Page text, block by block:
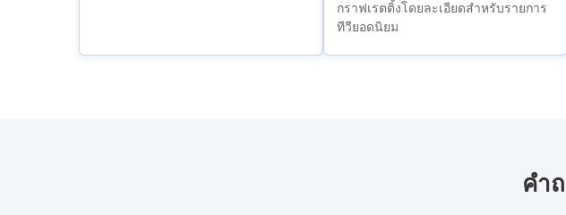
กราฟเรตติ้งโดยละเอียดสำหรับรายการ
ทีวียอดนิยม
คำ